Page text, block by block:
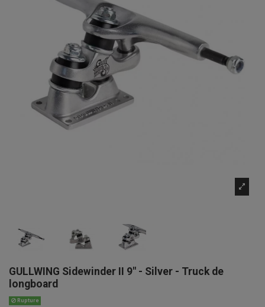
GULLWING Sidewinder II 9" - Silver - Truck de
longboard
Rupture